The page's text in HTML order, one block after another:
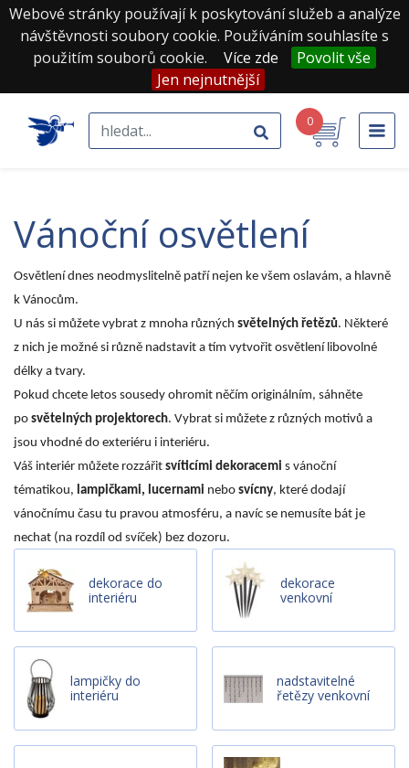
Webové stránky používají k poskytování služeb a analýze
návštěvnosti soubory cookie. Používáním souhlasíte s
použitím souborů cookie.
Více zde
Povolit vše
Jen nejnutnější
0
vánoční osvětlení
Osvětlení dnes neodmyslitelně patří nejen ke všem oslavám, a hlavně
k Vánocům.
U nás si můžete vybrat z mnoha různých světelných řetězů. Některé
z nich je možné si různě nadstavit a tím vytvořit osvětlení libovolné
délky a tvary.
Pokud chcete letos sousedy ohromit něčím originálním, sáhněte
po světelných projektorech. Vybrat si můžete z různých motivů a
jsou vhodné do exteriéru i interiéru.
Váš interiér můžete rozzářit svíticími dekoracemi s vánoční
tématikou, lampičkami, lucernami nebo svícny, které dodají
vánočnímu času tu pravou atmosféru, a navíc se nemusíte bát je
nechat (na rozdíl od svíček) bez dozoru.
dekorace do
interiéru
dekorace
venkovní
lampičky do
interiéru
nadstavitelné
řetězy venkovní